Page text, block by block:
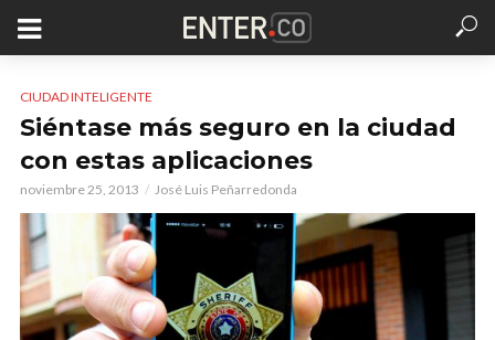
CIUDAD INTELIGENTE
Siéntase más seguro en la ciudad
con estas aplicaciones
noviembre 25, 2013 José Luis Peñarredonda